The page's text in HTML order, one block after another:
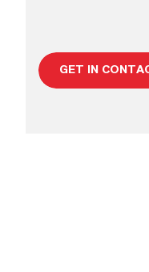
GET IN